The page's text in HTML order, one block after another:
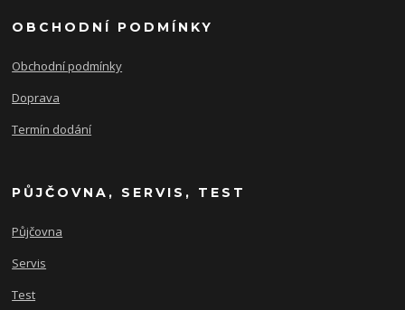
OBCHODNÍ PODMÍNKY
Obchodní podmínky
Doprava
Termín dodání
PŮJČOVNA, SERVIS, TEST
Půjčovna
Servis
Test